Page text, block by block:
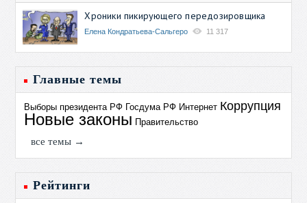
Хроники пикирующего передозировщика
Елена Кондратьева-Сальгеро 11 317
Главные темы
Выборы президента РФ Госдума РФ Интернет Коррупция
Новые законы Правительство
все темы →
Рейтинги